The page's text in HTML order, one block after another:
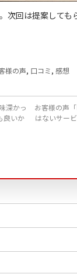
次回は提案しても
様の声, 口コミ,感想
深かっ
良いか
お客様の声
はないサー